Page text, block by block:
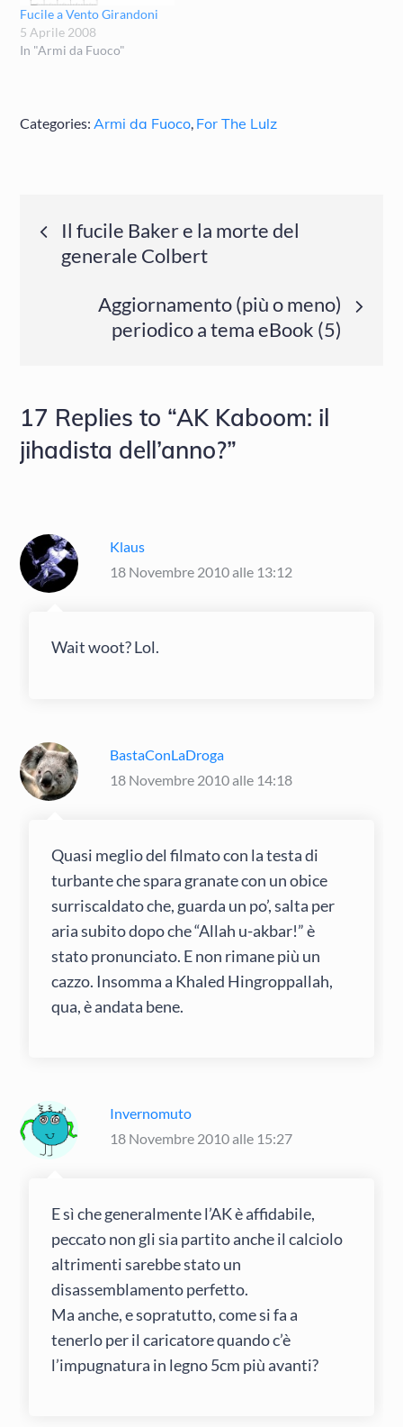
Fucile a Vento Girandoni
5 Aprile 2008
In "Armi da Fuoco"
Categories: Armi da Fuoco, For The Lulz
Navigazione
articoli
Il fucile Baker e la morte del
generale Colbert
Aggiornamento (più o meno)
periodico a tema eBook (5)
17 Replies to “AK Kaboom: il
jihadista dell’anno?”
Klaus
18 Novembre 2010 alle 13:12
Wait woot? Lol.
BastaConLaDroga
18 Novembre 2010 alle 14:18
Quasi meglio del filmato con la testa di
turbante che spara granate con un obice
surriscaldato che, guarda un po’, salta per
aria subito dopo che “Allah u-akbar!” è
stato pronunciato. E non rimane più un
cazzo. Insomma a Khaled Hingroppallah,
qua, è andata bene.
Invernomuto
18 Novembre 2010 alle 15:27
E sì che generalmente l’AK è affidabile,
peccato non gli sia partito anche il calciolo
altrimenti sarebbe stato un
disassemblamento perfetto.
Ma anche, e sopratutto, come si fa a
tenerlo per il caricatore quando c’è
l’impugnatura in legno 5cm più avanti?